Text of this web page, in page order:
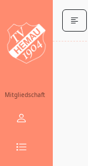
Mitgliedschaft